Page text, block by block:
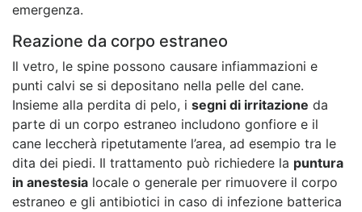
emergenza.
Reazione da corpo estraneo
Il vetro, le spine possono causare infiammazioni e
punti calvi se si depositano nella pelle del cane.
Insieme alla perdita di pelo, i segni di irritazione da
parte di un corpo estraneo includono gonfiore e il
cane leccherà ripetutamente l’area, ad esempio tra le
dita dei piedi. Il trattamento può richiedere la puntura
in anestesia locale o generale per rimuovere il corpo
estraneo e gli antibiotici in caso di infezione batterica